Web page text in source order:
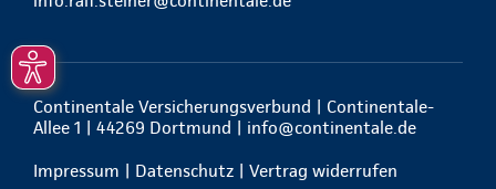
Continentale Versicherungsverbund | Continentale-
Allee 1 | 44269 Dortmund | info@continentale.de
Impressum Datenschutz Vertrag widerrufen